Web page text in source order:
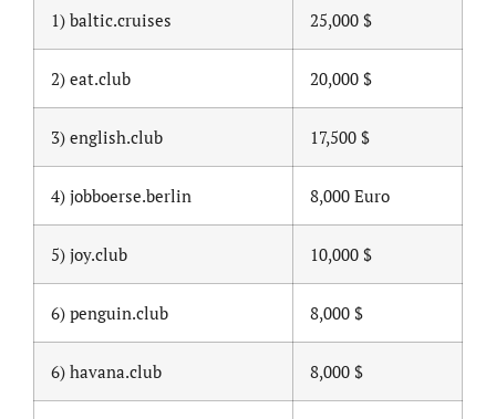
1) baltic.cruises 25,000 $
2) eat.club 20,000 $
3) english.club 17,500 $
4) jobboerse.berlin 8,000 Euro
5) joy.club 10,000 $
6) penguin.club 8,000 $
6) havana.club 8,000 $